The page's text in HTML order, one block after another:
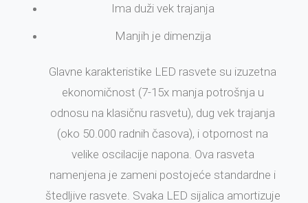
Ima duži vek trajanja
Manjih je dimenzija
Glavne karakteristike LED rasvete su izuzetna
ekonomičnost (7-15x manja potrošnja u
odnosu na klasičnu rasvetu), dug vek trajanja
(oko 50.000 radnih časova), i otpornost na
velike oscilacije napona. Ova rasveta
namenjena je zameni postojeće standardne i
štedljive rasvete. Svaka LED sijalica amortizuje